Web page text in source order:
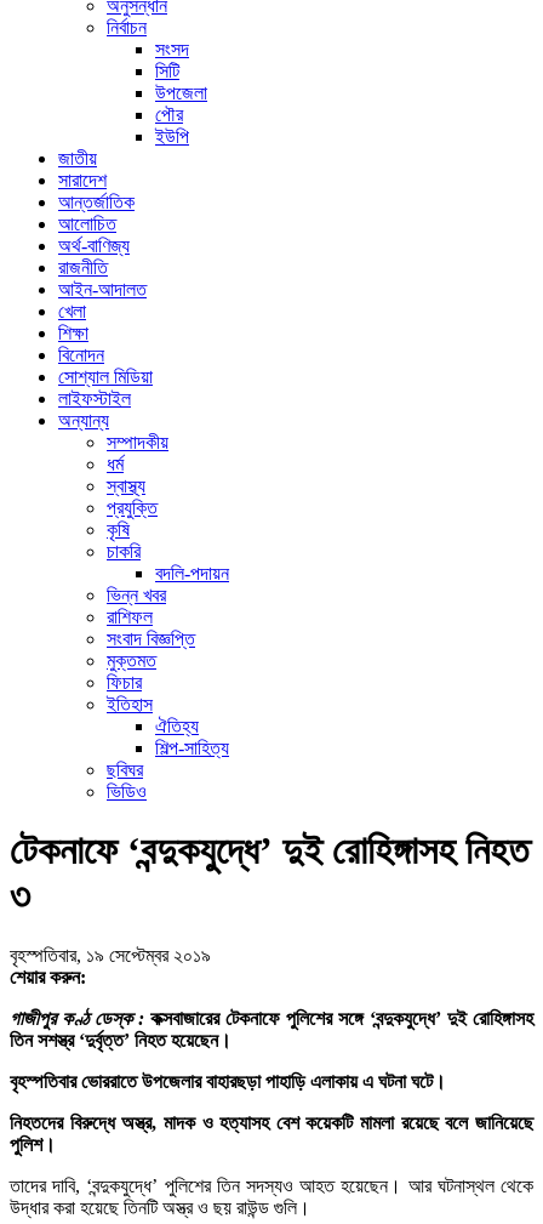
অনুসন্ধান
নির্বাচন
সংসদ
সিটি
উপজেলা
পৌর
ইউপি
জাতীয়
সারাদেশ
আন্তর্জাতিক
আলোচিত
অর্থ-বাণিজ্য
রাজনীতি
আইন-আদালত
খেলা
শিক্ষা
বিনোদন
সোশ্যাল মিডিয়া
লাইফস্টাইল
অন্যান্য
সম্পাদকীয়
ধর্ম
স্বাস্থ্য
প্রযুক্তি
কৃষি
চাকরি
বদলি-পদায়ন
ভিন্ন খবর
রাশিফল
সংবাদ বিজ্ঞপ্তি
মুক্তমত
ফিচার
ইতিহাস
ঐতিহ্য
শিল্প-সাহিত্য
ছবিঘর
ভিডিও
টেকনাফে ‘বন্দুকযুদ্ধে’ দুই রোহিঙ্গাসহ নিহত
৩
বৃহস্পতিবার, ১৯ সেপ্টেম্বর ২০১৯
শেয়ার করুন:
গাজীপুর কণ্ঠ ডেস্ক : কক্সবাজারের টেকনাফে পুলিশের সঙ্গে ‘বন্দুকযুদ্ধে’ দুই রোহিঙ্গাসহ
তিন সশস্ত্র ‘দুর্বৃত্ত’ নিহত হয়েছেন।
বৃহস্পতিবার ভোররাতে উপজেলার বাহারছড়া পাহাড়ি এলাকায় এ ঘটনা ঘটে।
নিহতদের বিরুদ্ধে অস্ত্র, মাদক ও হত্যাসহ বেশ কয়েকটি মামলা রয়েছে বলে জানিয়েছে
পুলিশ।
তাদের দাবি, ‘বন্দুকযুদ্ধে’ পুলিশের তিন সদস্যও আহত হয়েছেন। আর ঘটনাস্থল থেকে
উদ্ধার করা হয়েছে তিনটি অস্ত্র ও ছয় রাউন্ড গুলি।